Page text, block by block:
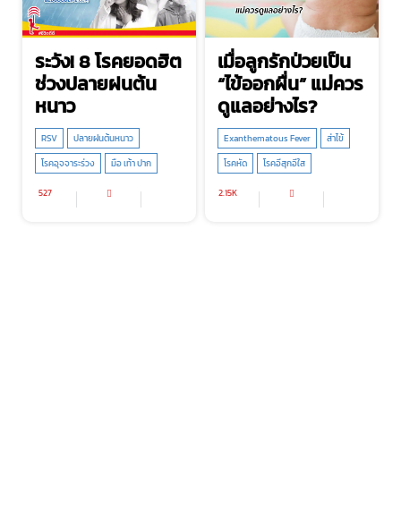
ระวัง! 8 โรคยอดฮิต
ช่วงปลายฝนต้น
หนาว
RSV
ปลายฝนต้นหนาว
โรคอุจจาระร่วง
มือ เท้า ปาก
527
เมื่อลูกรักป่วยเป็น
“ไข้ออกผื่น” แม่ควร
ดูแลอย่างไร?
Exanthematous Fever
ส่าไข้
โรคหัด
โรคอีสุกอีใส
2.15K